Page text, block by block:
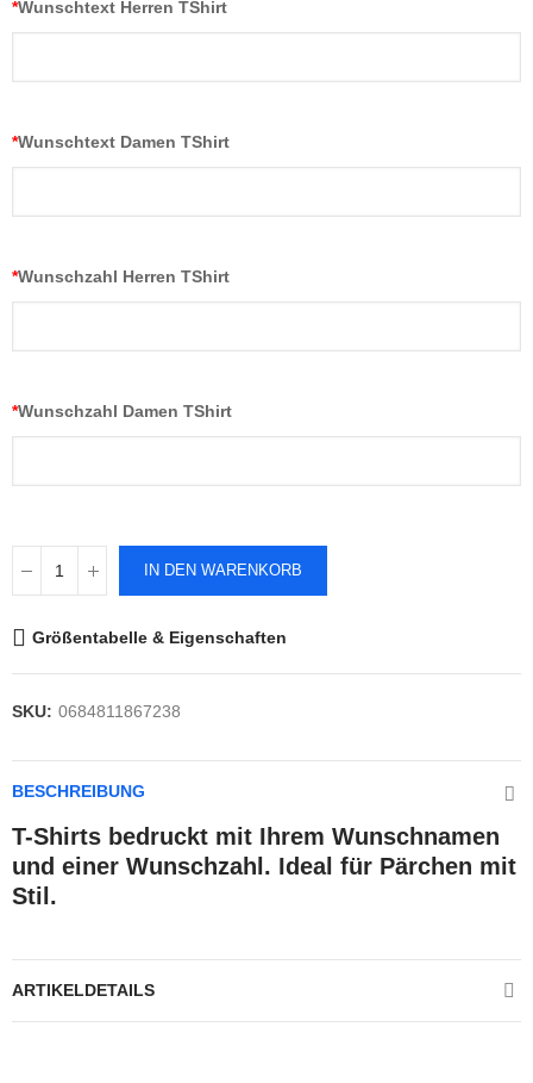
*Wunschtext Herren TShirt
*Wunschtext Damen TShirt
*Wunschzahl Herren TShirt
*Wunschzahl Damen TShirt
IN DEN WARENKORB
Größentabelle & Eigenschaften
SKU: 0684811867238
BESCHREIBUNG
T-Shirts bedruckt mit Ihrem Wunschnamen
und einer Wunschzahl. Ideal für Pärchen mit
Stil.
ARTIKELDETAILS